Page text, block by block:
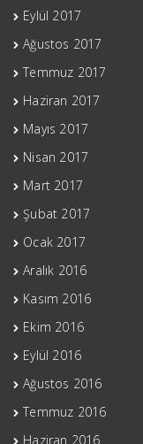
Eylül 2017
Ağustos 2017
Temmuz 2017
Haziran 2017
Mayıs 2017
Nisan 2017
Mart 2017
Şubat 2017
Ocak 2017
Aralık 2016
Kasım 2016
Ekim 2016
Eylül 2016
Ağustos 2016
Temmuz 2016
Haziran 2016